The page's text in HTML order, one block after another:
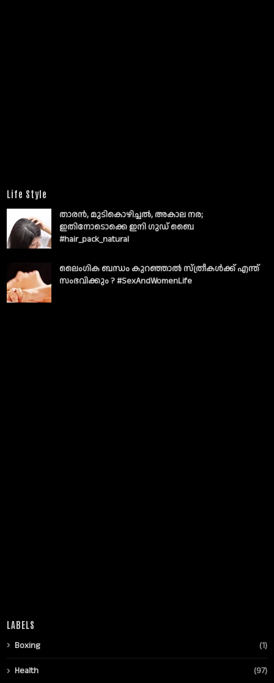
Life Style
താരൻ, മുടികൊഴിച്ചൽ, അകാല നര;
ഇതിനോടൊക്കെ ഇനി ഗുഡ് ബൈ
#hair_pack_natural
ലൈംഗിക ബന്ധം കുറഞ്ഞാല്‍ സ്ത്രീകള്‍ക്ക് എന്ത്
സംഭവിക്കും ? #SexAndWomenLife
LABELS
Boxing (1)
Health (97)